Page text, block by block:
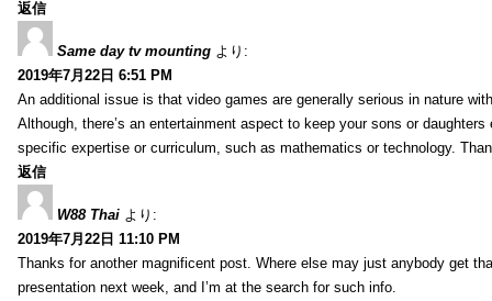
返信
Same day tv mounting より:
2019年7月22日 6:51 PM
An additional issue is that video games are generally serious in nature
Although, there’s an entertainment aspect to keep your sons or
specific expertise or curriculum, such as mathematics or technology.
返信
W88 Thai より:
2019年7月22日 11:10 PM
Thanks for another magnificent post. Where else may just anybody get
presentation next week, and I’m at the search for such info.